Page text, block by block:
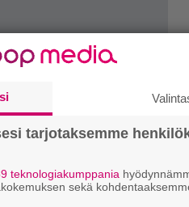
tarjotaksemme
teknologiakumppania
sekä